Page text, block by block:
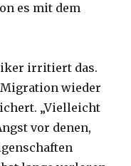
es mit dem
irritiert das.
wieder
„Vielleicht
vor denen,